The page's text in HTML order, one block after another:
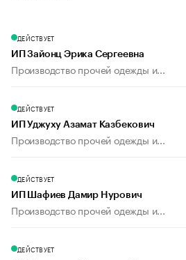
ДЕЙСТВУЕТ
ИП Зайонц Эрика Сергеевна
Производство прочей одежды и...
ДЕЙСТВУЕТ
ИП Уджуху Азамат Казбекович
Производство прочей одежды и...
ДЕЙСТВУЕТ
ИП Шафиев Дамир Нурович
Производство прочей одежды и...
ДЕЙСТВУЕТ